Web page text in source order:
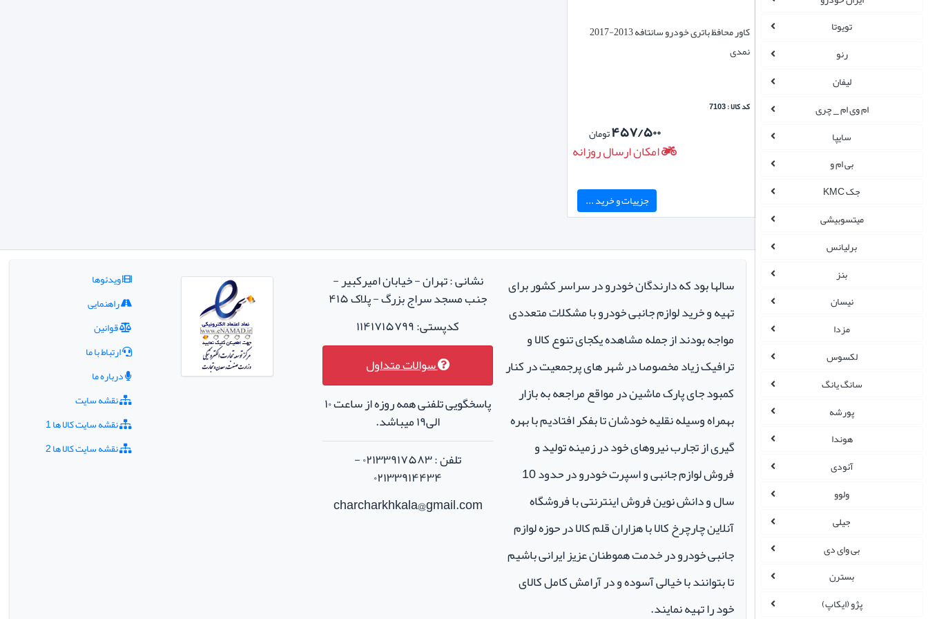
تویوتا
رنو
لیفان
ام وی ام _ چری
سایپا
بی ام و
جک KMC
میتسوبیشی
برلیانس
بنز
نیسان
مزدا
لکسوس
سانگ یانگ
پورشه
هوندا
آئودی
ولوو
جیلی
بی وای دی
بسترن
پژو (ایکاپ)
کاور محافظ باتری خودرو سانتافه 2013-2017
نمدی
کد کالا : 7103
۴۵۷/۵۰۰تومان
امکان ارسال روزانه
جزییات و خرید ...
سالها بود که دارندگان خودرو در سراسر کشور برای
تهیه و خرید لوازم جانبی خودرو با مشکلات متعددی
مواجه بودند از جمله مشاهده یکجای تنوع کالا و
ترافیک زیاد مخصوصا در شهر های پرجمعیت در کنار
کمبود جای پارک ماشین در مواقع مراجعه به بازار
بهمراه وسیله نقلیه خودشان تا بفکر افتادیم با بهره
گیری از تجارب نیروهای خود در زمینه تولید و
فروش لوازم جانبی و اسپرت خودرو در حدود 10
سال و دانش نوین فروش اینترنتی با فروشگاه
آنلاین چارچرخ کالا با هزاران قلم کالا در حوزه لوازم
جانبی خودرو در خدمت هموطنان عزیز ایرانی باشیم
تا بتوانند با خیالی آسوده و در آرامش کامل کالای
خود را تهیه نمایند.
نشانی : تهران - خیابان امیرکبیر -
جنب مسجد سراج بزرگ - پلاک ۴۱۵
کدپستی: ۱۱۴۱۷۱۵۷۹۹
سوالات متداول
پاسخگویی تلفنی همه روزه از ساعت ۱۰
الی۱۹ میباشد.
تلفن : ۰۲۱۳۳۹۱۷۵۸۳ -
۰۲۱۳۳۹۱۴۴۳۴
charcharkhkala@gmail.com
ویدئوها
راهنمایی
قوانین
ارتباط با ما
درباره ما
نقشه سایت
نقشه سایت کالا ها 1
نقشه سایت کالا ها 2